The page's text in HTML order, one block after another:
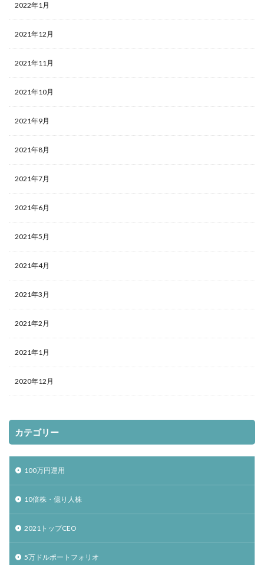
2022年1月
2021年12月
2021年11月
2021年10月
2021年9月
2021年8月
2021年7月
2021年6月
2021年5月
2021年4月
2021年3月
2021年2月
2021年1月
2020年12月
カテゴリー
100万円運用
10倍株・億り人株
2021トップCEO
5万ドルポートフォリオ